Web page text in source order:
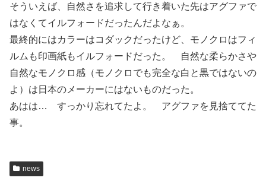
そういえば、自然さを追求して行き着いた先はアグファで
はなくてイルフォードだったんだよなぁ。
最終的にはカラーはコダックだったけど、モノクロはフィ
ルムも印画紙もイルフォードだった。 自然な柔らかさや
自然なモノクロ感（モノクロでも完全な白と黒ではないの
よ）は日本のメーカーにはないものだった。
あはは… すっかり忘れてたよ。 アグファを見捨ててた
事。
news